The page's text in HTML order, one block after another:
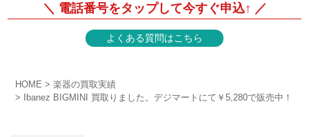
＼ 電話番号をタップして今すぐ申込↑ ／
よくある質問はこちら
HOME
楽器の買取実績
Ibanez BIGMINI 買取りました。デジマートにて￥5,280で販売中！